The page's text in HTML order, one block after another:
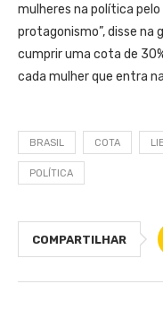
mulheres na política
protagonismo”, disse na
cumprir uma cota de
cada mulher que entra
BRASIL COTA
POLÍTICA
COMPARTILHAR